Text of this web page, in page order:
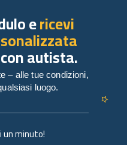
un minuto!
ericevi
autista.
– alle tue condizioni,
luogo.